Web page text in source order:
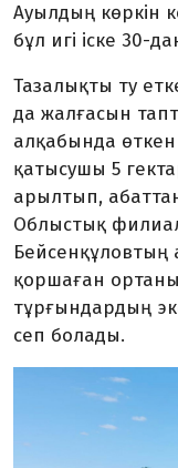
Ауылдың көркін
бұл игі іске 30-
Тазалықты ту
да жалғасын
алқабында
қатысушы 5
арылтып,
Облыстық
қоршаған
тұрғындардың
сеп болады.